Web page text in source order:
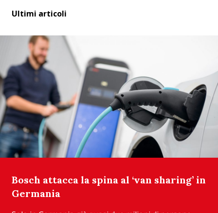
Ultimi articoli
Bosch attacca la spina al ‘van sharing’ in
Germania